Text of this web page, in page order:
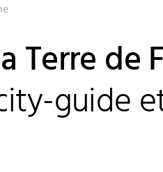
Terre de
guide